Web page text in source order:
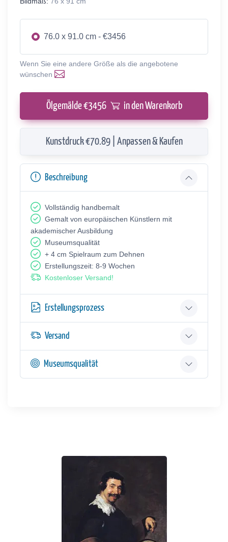
76.0 x 91.0 cm - €3456
Wenn Sie eine andere Größe als die angebotene
wünschen
Ölgemälde €3456 in den Warenkorb
Kunstdruck €70.89 | Anpassen & Kaufen
Beschreibung
Vollständig handbemalt
Gemalt von europäischen Künstlern mit
akademischer Ausbildung
Museumsqualität
+ 4 cm Spielraum zum Dehnen
Erstellungszeit: 8-9 Wochen
Kostenloser Versand!
Erstellungsprozess
Versand
Museumsqualität